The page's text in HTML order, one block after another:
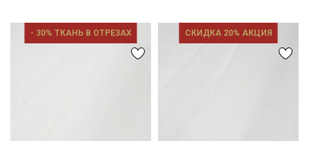
- 30% ТКАНЬ В ОТРЕЗАХ СКИДКА 20% АКЦИЯ